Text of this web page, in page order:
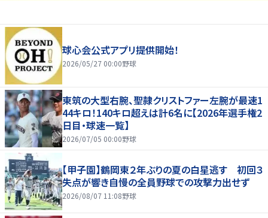
球心会公式アプリ提供開始！
2026/05/27 00:00野球
東筑の大型右腕、聖隷クリストファー左腕が最速1
44キロ！140キロ超えは計6名に【2026年選手権2
日目・球速一覧】
2026/07/05 00:00野球
【甲子園】鶴岡東２年ぶりの夏の白星逃す 初回３
失点が響き自慢の全員野球での攻撃力出せず
2026/08/07 11:08野球